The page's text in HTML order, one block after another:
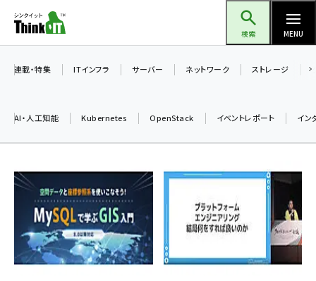
ン
ツ
検索 MENU
加藤銘のチーム貢献～仲間と築いた勝利の絆～ (2325)
iot女子会 (2290)
北海道をのんびり旅する晴山佳須夫のヒント集！ (2047)
drupal (1963)
連載・特集 ITインフラ サーバー ネットワーク ストレージ
AI・人工知能 Kubernetes OpenStack イベントレポート イン